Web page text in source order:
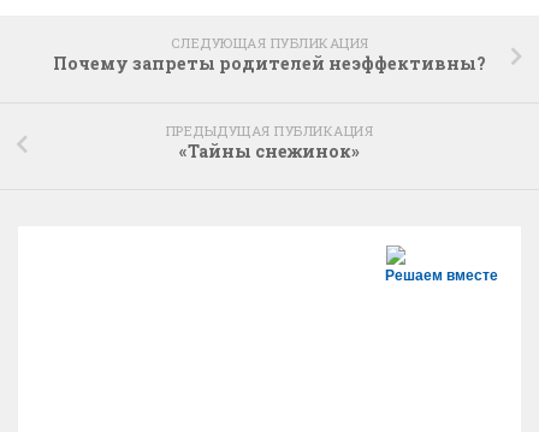
СЛЕДУЮЩАЯ ПУБЛИКАЦИЯ
Почему запреты родителей неэффективны?
ПРЕДЫДУЩАЯ ПУБЛИКАЦИЯ
«Тайны снежинок»
Решаем вместе